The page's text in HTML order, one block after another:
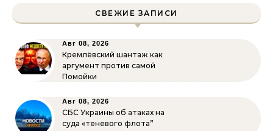
СВЕЖИЕ ЗАПИСИ
Авг 08, 2026
Кремлёвский шантаж как
аргумент против самой
Помойки
Авг 08, 2026
СБС Украины об атаках на
суда «теневого флота”